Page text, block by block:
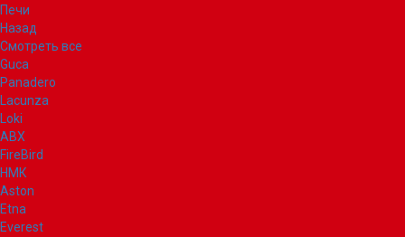
Печи
Назад
Смотреть все
Guca
Panadero
Lacunza
Loki
ABX
FireBird
НМК
Aston
Etna
Everest